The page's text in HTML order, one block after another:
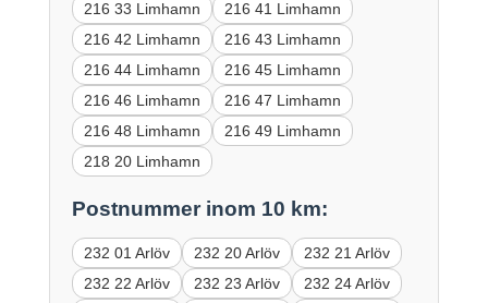
216 33 Limhamn
216 41 Limhamn
216 42 Limhamn
216 43 Limhamn
216 44 Limhamn
216 45 Limhamn
216 46 Limhamn
216 47 Limhamn
216 48 Limhamn
216 49 Limhamn
218 20 Limhamn
Postnummer inom 10 km:
232 01 Arlöv 232 20 Arlöv
232 21 Arlöv
232 22 Arlöv
232 23 Arlöv
232 24 Arlöv